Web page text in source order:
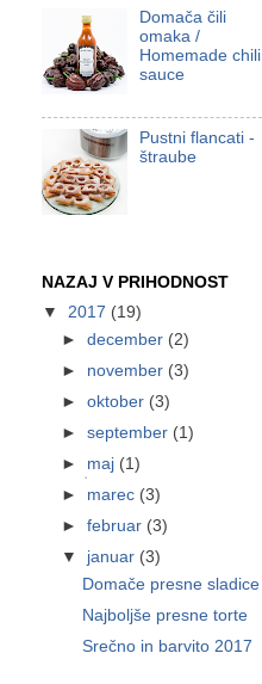
Domača čili
omaka /
Homemade chili
sauce
Pustni flancati -
štraube
NAZAJ V PRIHODNOST
▼ 2017 (19)
►december (2)
► november (3)
►oktober (3)
►september (1)
► maj (1)
► marec (3)
►februar (3)
▼ januar (3)
Domače presne sladice
Najboljše presne torte
Srečno in barvito 2017